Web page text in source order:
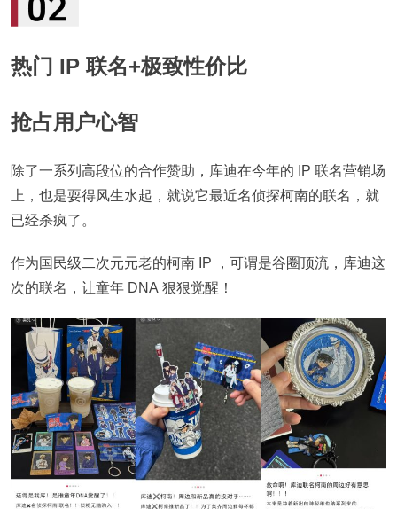
热门 IP 联名+极致性价比
抢占用户心智
除了一系列高段位的合作赞助，库迪在今年的 IP 联名营销场
上，也是耍得风生水起，就说它最近名侦探柯南的联名，就
已经杀疯了。
作为国民级二次元元老的柯南 IP ，可谓是谷圈顶流，库迪这
次的联名，让童年 DNA 狠狠觉醒！